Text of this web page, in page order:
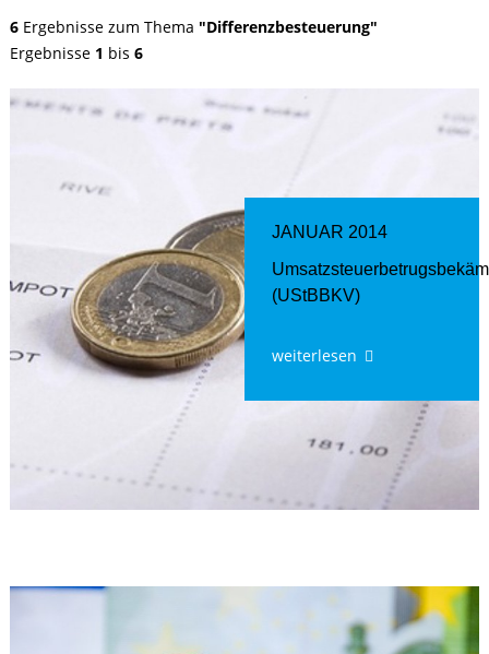
6 Ergebnisse zum Thema "Differenzbesteuerung"
Ergebnisse 1 bis6
JANUAR 2014
(UStBBKV)
weiterlesen